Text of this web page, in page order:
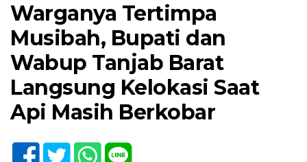
Warganya Tertimpa
Musibah, Bupati dan
Wabup Tanjab Barat
Langsung Kelokasi Saat
Api Masih Berkobar